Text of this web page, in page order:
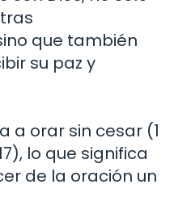
que también
su paz y
a orar sin cesar (1
lo que significa
de la oración un